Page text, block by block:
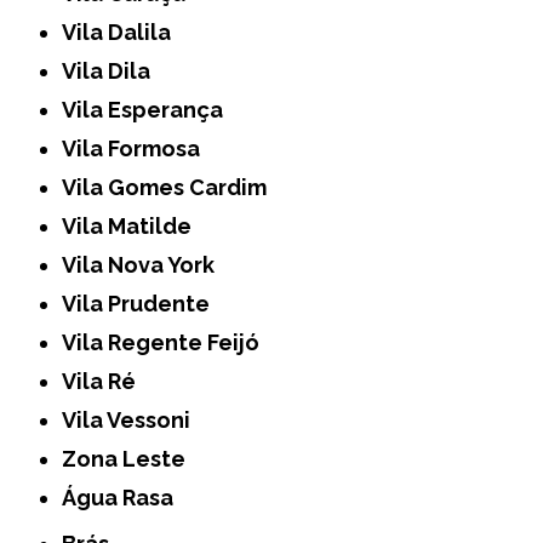
Vila Dalila
Vila Dila
Vila Esperança
Vila Formosa
Vila Gomes Cardim
Vila Matilde
Vila Nova York
Vila Prudente
Vila Regente Feijó
Vila Ré
Vila Vessoni
Zona Leste
Água Rasa